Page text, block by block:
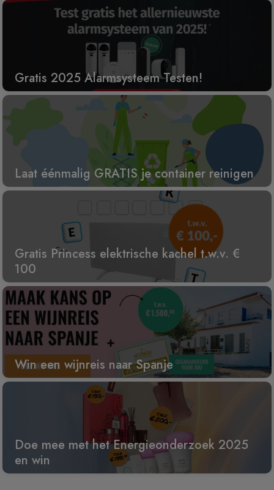
Gratis 2025 Alarmsysteem Testen!
Laat éénmalig GRATIS je container reinigen
Gratis Princess elektrische kachel t.w.v. €
100
Win een wijnreis naar Spanje
Doe mee met het Energieonderzoek 2025
en win